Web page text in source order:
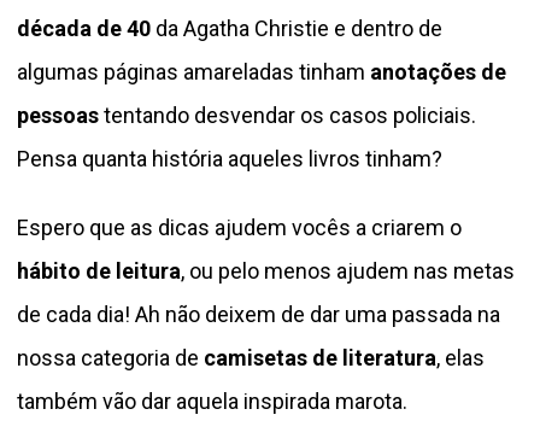
década de 40 da Agatha Christie e dentro de
algumas páginas amareladas tinham anotações de
pessoastentando desvendar os casos policiais.
Pensa quanta história aqueles livros tinham?
Espero que as dicas ajudem vocês a criarem o
hábito de leitura, ou pelo menos ajudem nas metas
de cada dia! Ah não deixem de dar uma passada na
nossa categoria de camisetas de literatura, elas
também vão dar aquela inspirada marota.